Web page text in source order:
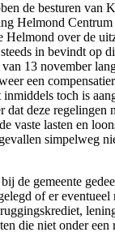
de besturen van
Helmond Centrum
Helmond over de
in bevindt op
van 13 november
een
toch is
dat deze regelingen
vaste lasten en
simpelweg
de gemeente
of er
die niet onder een